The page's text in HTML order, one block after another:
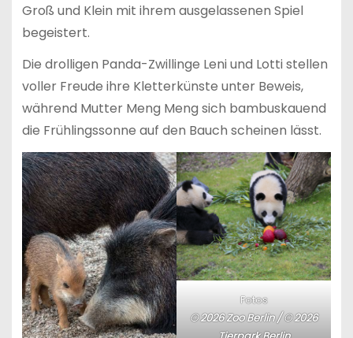
Groß und Klein mit ihrem ausgelassenen Spiel
begeistert.
Die drolligen Panda-Zwillinge Leni und Lotti stellen
voller Freude ihre Kletterkünste unter Beweis,
während Mutter Meng Meng sich bambuskauend
die Frühlingssonne auf den Bauch scheinen lässt.
Fotos
© 2026 Zoo Berlin / © 2026